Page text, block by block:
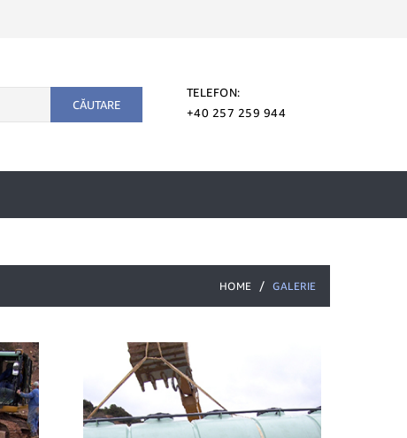
TELEFON:
+40 257 259 944
CĂUTARE
HOME GALERIE